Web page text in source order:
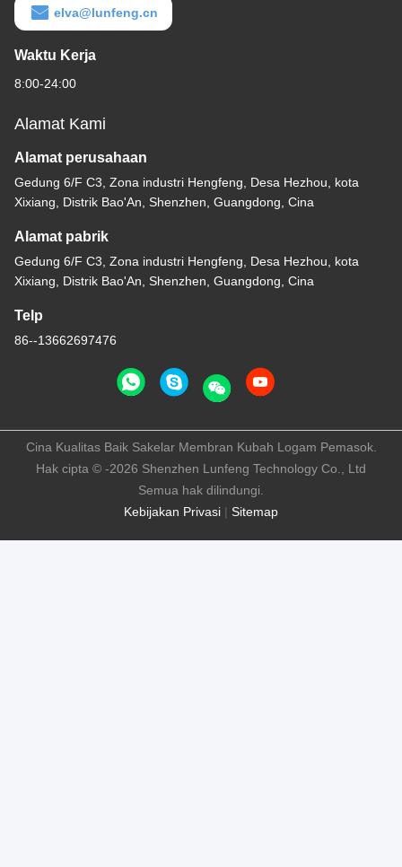
elva@lunfeng.cn
Waktu Kerja
8:00-24:00
Alamat Kami
Alamat perusahaan
Gedung 6/F C3, Zona industri Hengfeng, Desa Hezhou, kota
Xixiang, Distrik Bao'An, Shenzhen, Guangdong, Cina
Alamat pabrik
Gedung 6/F C3, Zona industri Hengfeng, Desa Hezhou, kota
Xixiang, Distrik Bao'An, Shenzhen, Guangdong, Cina
Telp
86--13662697476
Kebijakan Privasi | Sitemap
Cina Kualitas Baik Sakelar Membran Kubah Logam Pemasok.
Hak cipta © -2026 Shenzhen Lunfeng Technology Co., Ltd
Semua hak dilindungi.